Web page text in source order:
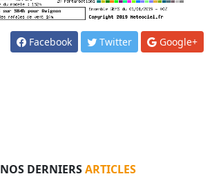
Facebook Twitter Google+
NOS DERNIERSARTICLES